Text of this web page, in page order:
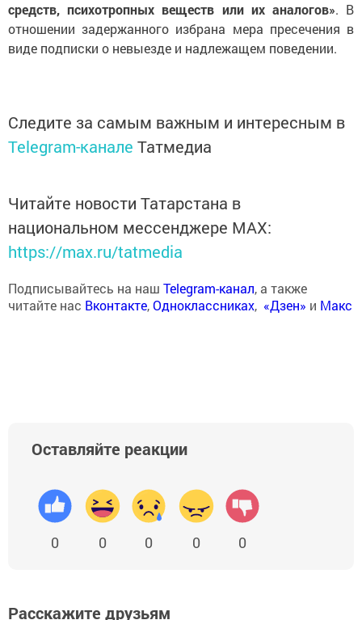
средств, психотропных веществ или их аналогов». В
отношении задержанного избрана мера пресечения в
виде подписки о невыезде и надлежащем поведении.
Следите за самым важным и интересным в
Telegram-канале Татмедиа
Читайте новости Татарстана в
национальном мессенджере MАХ:
https://max.ru/tatmedia
Подписывайтесь на наш Telegram-канал, а также
читайте нас Вконтакте,Одноклассниках, «Дзен» и Макс
Оставляйте реакции
0 0 0 0 0
Расскажите друзьям